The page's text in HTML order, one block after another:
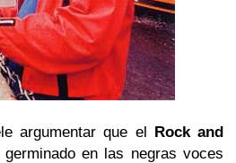
argumentar que el Rock and
en las negras voces